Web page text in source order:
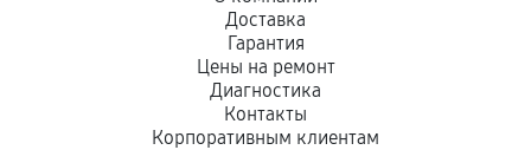
Доставка
Гарантия
Цены на ремонт
Диагностика
Контакты
Корпоративным клиентам